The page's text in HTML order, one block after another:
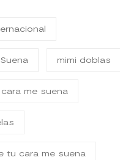
mimi doblas
me suena
tu cara me suena